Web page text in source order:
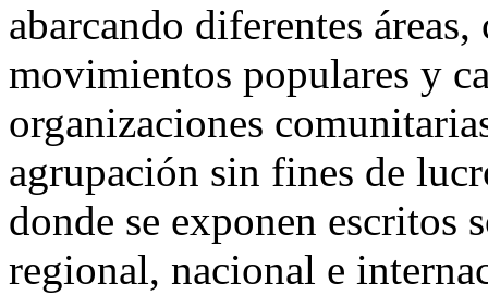
abarcando diferentes
movimientos populares y
organizaciones
agrupación sin fines de
donde se exponen
regional, nacional e